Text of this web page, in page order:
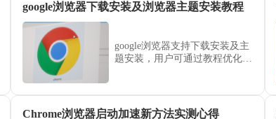
google浏览器下载安装及浏览器主题安装教程
google浏览器支持下载安装及主
题安装，用户可通过教程优化界
Chrome浏览器启动加速新方法实测心得